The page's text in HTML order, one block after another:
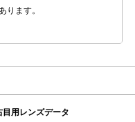
ります。
用レンズデータ